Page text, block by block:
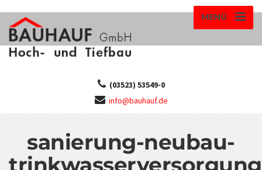
MENÜ
(03523) 53549-0
info@bauhauf.de
sanierung-neubau-
trinkwasserversorgung